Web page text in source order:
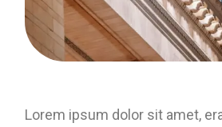
Lorem ipsum dolor sit amet,